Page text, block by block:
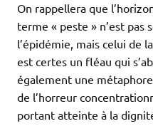
On rappellera que
terme « peste » n’est pas
l’épidémie, mais celui de
est certes un fléau qui
également une
de l’horreur
portant atteinte à la